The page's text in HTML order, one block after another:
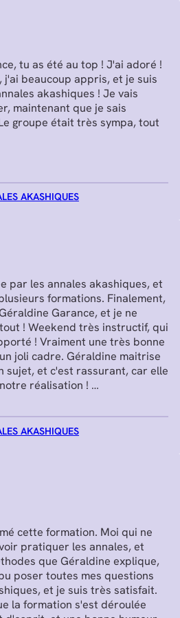
tu as été au top ! J'ai adoré !
j'ai beaucoup appris, et je suis
akashiques ! Je vais
maintenant que je sais
groupe était très sympa, tout
AKASHIQUES
par les annales akashiques, et
formations. Finalement,
Garance, et je ne
! Weekend très instructif, qui
! Vraiment une très bonne
joli cadre. Géraldine maitrise
sujet, et c'est rassurant, car elle
réalisation !
AKASHIQUES
cette formation. Moi qui ne
pratiquer les annales, et
que Géraldine explique,
poser toutes mes questions
et je suis très satisfait.
la formation s'est déroulée